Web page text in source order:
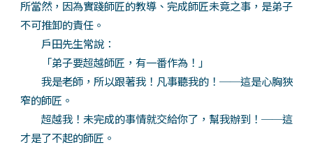
所當然，因為實踐師匠的教導、完成師匠未竟之事，是弟子
不可推卸的責任。
戶田先生常說：
「弟子要超越師匠，有一番作為！」
我是老師，所以跟著我！凡事聽我的！──這是心胸狹
窄的師匠。
超越我！未完成的事情就交給你了，幫我辦到！──這
才是了不起的師匠。